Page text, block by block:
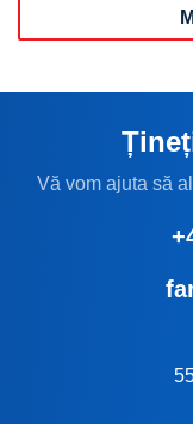
Vă vom ajuta să